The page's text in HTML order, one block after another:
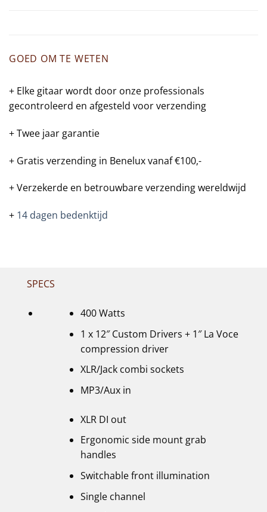
GOED OM TE WETEN
+ Elke gitaar wordt door onze professionals
gecontroleerd en afgesteld voor verzending
+ Twee jaar garantie
+ Gratis verzending in Benelux vanaf €100,-
+ Verzekerde en betrouwbare verzending wereldwijd
+ 14 dagen bedenktijd
SPECS
400 Watts
1 x 12″ Custom Drivers + 1″ La Voce
compression driver
XLR/Jack combi sockets
MP3/Aux in
XLR DI out
Ergonomic side mount grab
handles
Switchable front illumination
Single channel